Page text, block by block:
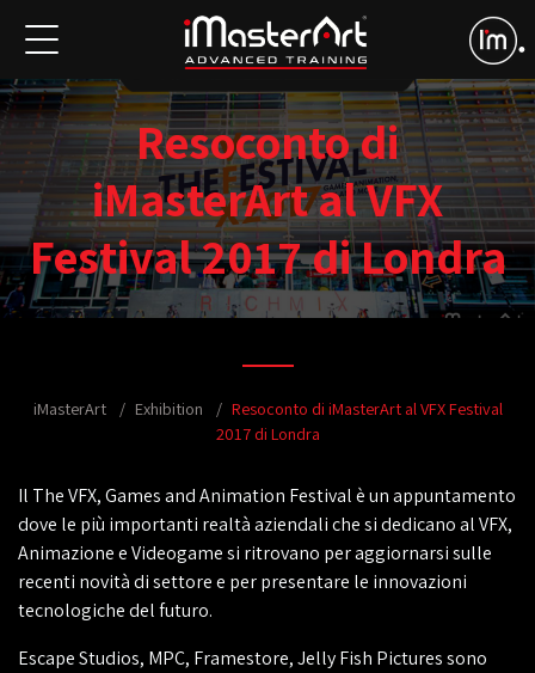
Resoconto di
iMasterArt al VFX
Festival 2017 di Londra
iMasterArt Exhibition
Resoconto di iMasterArt al VFX Festival
2017 di Londra
Il The VFX, Games and Animation Festival è un appuntamento
dove le più importanti realtà aziendali che si dedicano al VFX,
Animazione e Videogame si ritrovano per aggiornarsi sulle
recenti novità di settore e per presentare le innovazioni
tecnologiche del futuro.
Escape Studios, MPC, Framestore, Jelly Fish Pictures sono